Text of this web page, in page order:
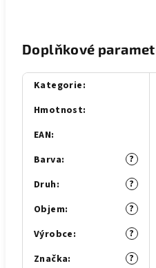
Doplňkové
Kategorie:
Hmotnost:
EAN:
?
Barva:
?
Druh:
?
Objem:
?
Výrobce:
?
Značka: